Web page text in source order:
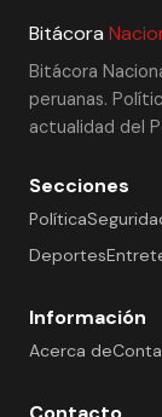
Bitácora
Bitácora
peruanas.
actualidad del
Secciones
Política
Deportes
Información
Acerca de